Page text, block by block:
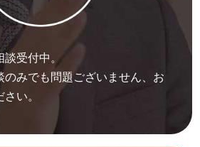
談受付中。
のみでも問題ございません、お
い。